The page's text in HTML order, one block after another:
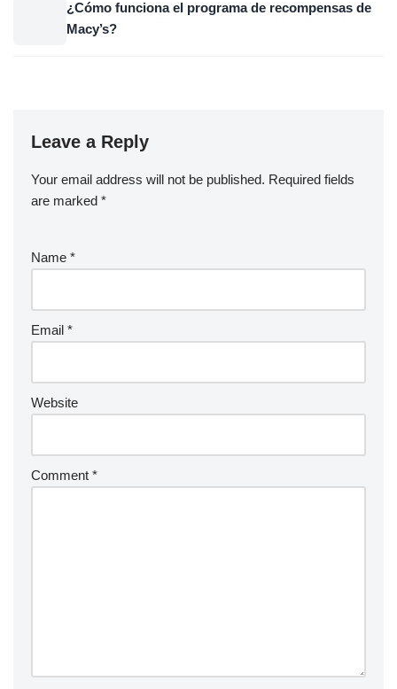
¿Cómo funciona el programa de recompensas de
Macy’s?
Leave a Reply
Your email address will not be published. Required fields
are marked *
Name *
Email *
Website
Comment *